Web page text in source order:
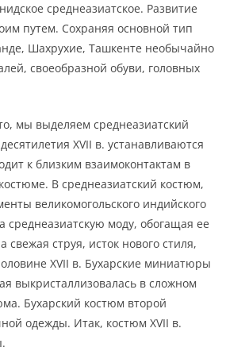
среднеазиатское. Развитие
путем. Сохраняя основной тип
Шахрухие, Ташкенте необычайно
своеобразной обуви, головных
мы выделяем среднеазиатский
XVII в. устанавливаются
к близким взаимоконтактам в
В среднеазиатский костюм,
великомогольского индийского
моду, обогащая ее
струя, исток нового стиля,
XVII в. Бухарские миниатюры
выкристаллизовалась в сложном
Бухарский костюм второй
одежды. Итак, костюм XVII в.